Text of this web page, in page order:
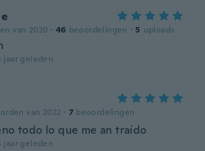
van 2020 · 46 beoordelingen · 5 uploads
jaar geleden
van 2022 · 7 beoordelingen
todo lo que me an traído
jaar geleden